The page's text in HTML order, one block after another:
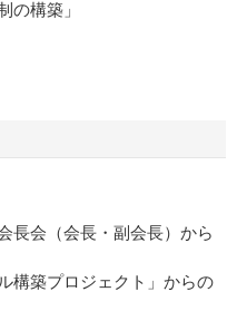
の構築」
長会（会長・副会長）から
構築プロジェクト」からの